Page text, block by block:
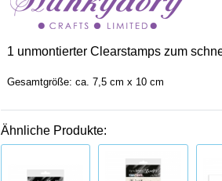
1 unmontierter Clearstamps zum
Gesamtgröße: ca. 7,5 cm x 10 cm
Ähnliche Produkte: